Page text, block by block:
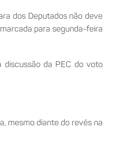
dos Deputados não deve
para segunda-feira
da PEC do voto
mesmo diante do revés na